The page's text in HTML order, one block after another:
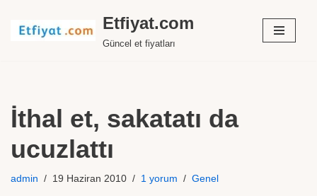
İçeriğe
Etfiyat.com
Güncel et fiyatları
İthal et, sakatatı da
ucuzlattı
admin 19 Haziran 2010 1 yorum Genel